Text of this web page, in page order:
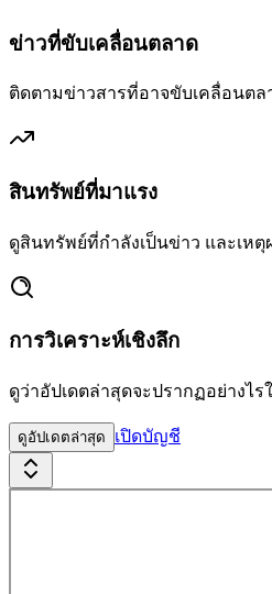
ข่าวที่ขับเคลื่อนตลาด
ติดตามข่าวสารที่อาจขับเคลื่อนตล
สินทรัพย์ที่มาแรง
ดูสินทรัพย์ที่กำลังเป็นข่าว และเห
การวิเคราะห์เชิงลึก
ดูว่าอัปเดตล่าสุดจะปรากฏอย่างไร
ดูอัปเดตล่าสุด เปิดบัญชี